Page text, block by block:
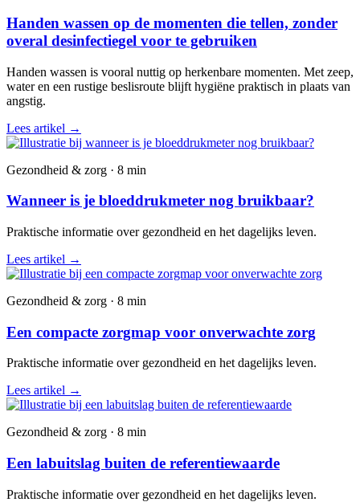
Handen wassen op de momenten die tellen, zonder
overal desinfectiegel voor te gebruiken
Handen wassen is vooral nuttig op herkenbare momenten. Met zeep,
water en een rustige beslisroute blijft hygiëne praktisch in plaats van
angstig.
Lees artikel →
Gezondheid & zorg · 8 min
Wanneer is je bloeddrukmeter nog bruikbaar?
Praktische informatie over gezondheid en het dagelijks leven.
Lees artikel →
Gezondheid & zorg · 8 min
Een compacte zorgmap voor onverwachte zorg
Praktische informatie over gezondheid en het dagelijks leven.
Lees artikel →
Gezondheid & zorg · 8 min
Een labuitslag buiten de referentiewaarde
Praktische informatie over gezondheid en het dagelijks leven.